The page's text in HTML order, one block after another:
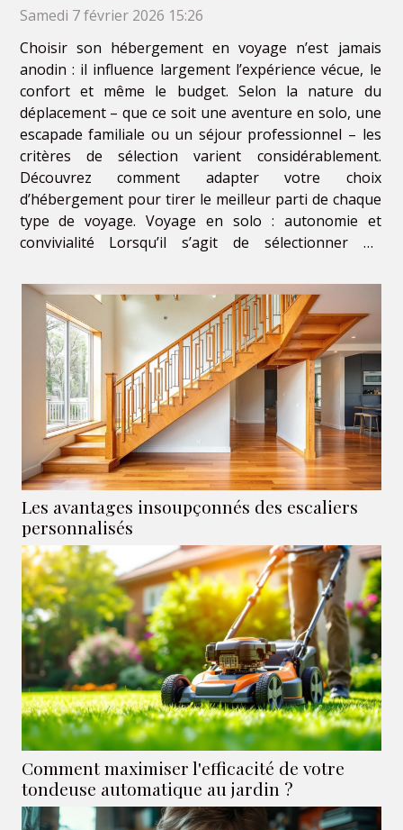
Samedi 7 février 2026 15:26
Choisir son hébergement en voyage n’est jamais
anodin : il influence largement l’expérience vécue, le
confort et même le budget. Selon la nature du
déplacement – que ce soit une aventure en solo, une
escapade familiale ou un séjour professionnel – les
critères de sélection varient considérablement.
Découvrez comment adapter votre choix
d’hébergement pour tirer le meilleur parti de chaque
type de voyage. Voyage en solo : autonomie et
convivialité Lorsqu’il s’agit de sélectionner un
primordial, surtout pour les voyageurs explorant de
nouvelles...
Les avantages insoupçonnés des escaliers
personnalisés
Comment maximiser l'efficacité de votre
tondeuse automatique au jardin ?